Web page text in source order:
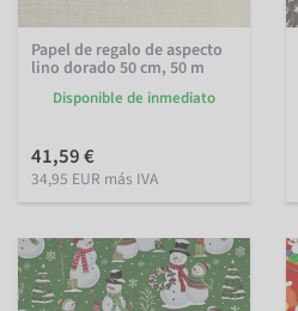
Papel de regalo de aspecto
lino dorado 50 cm, 50 m
Disponible de inmediato
41,59 €
34,95 EUR más IVA